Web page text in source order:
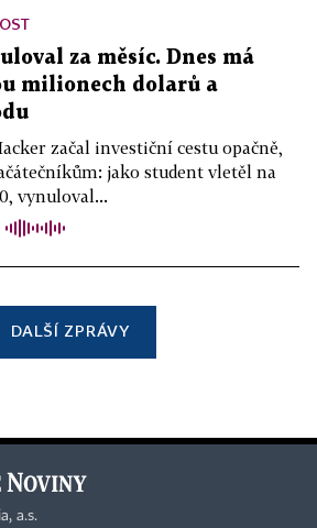
za měsíc. Dnes má
milionech dolarů a
začal investiční cestu opačně,
jako student vletěl na
vynuloval...
DALŠÍ ZPRÁVY
a.s.